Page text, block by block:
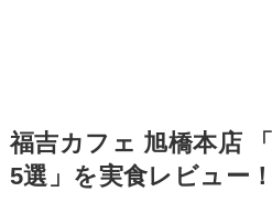
福吉カフェ 旭橋本店
5選」を実食レビュー！